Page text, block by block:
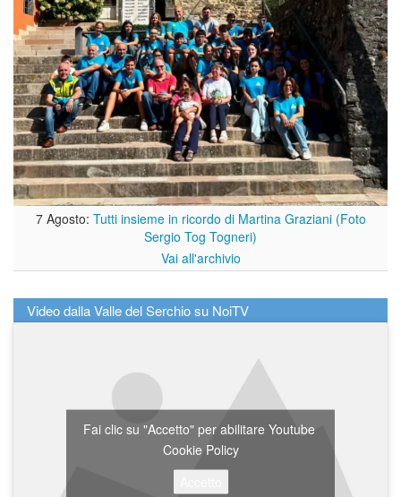
7 Agosto: Tutti insieme in ricordo di Martina Graziani (Foto
Sergio Tog Togneri)
Vai all'archivio
Video dalla Valle del Serchio su NoiTV
Fai clic su "Accetto" per abilitare Youtube
Cookie Policy